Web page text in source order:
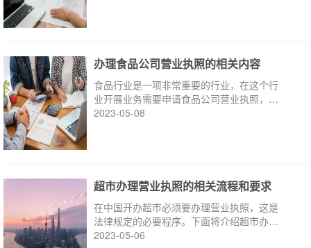
办理食品公司营业执照的相关内容
食品行业是一项非常重要的行业，在这个行
业开展业务需要申请食品公司营业执照，以
下是关于办理食品公司营业执照的相关内容
2023-05-08
超市办理营业执照的相关流程和要求
在中国开办超市必须要办理营业执照，这是
法律规定的必要程序。下面将介绍超市办理
营业执照的相关流程和要求。
2023-05-06